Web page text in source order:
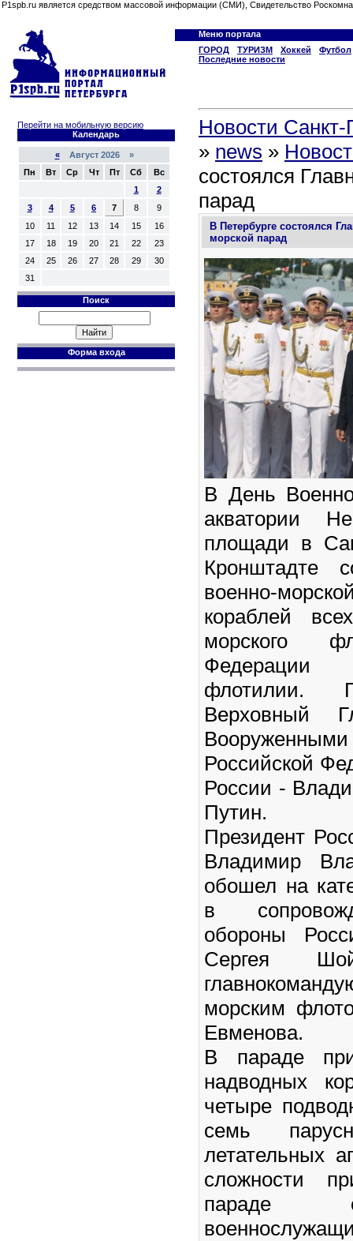
P1spb.ru является средством массовой информации (СМИ), Свидетельство
Меню портала
ГОРОД
ТУРИЗМ Хоккей
Футбол
Последние новости
Перейти на мобильную версию
Календарь
«Август 2026 »
Пн
Вт Ср Чт Пт Сб
Вс
1
2
3
4 5 6 7 8
9
10
11 12 13 14 15
16
17
18 19 20 21 22
23
24
25 26 27 28 29
30
31
Поиск
Форма входа
Новости Санкт-
» news »
состоялся
парад
В Петербурге состоялся
морской парад
В День
акватории
площади в
Кронштадте
военно-
кораблей
морского
флотилии.
Верховный
Российской
России -
Путин.
Президент
Владимир
обошел на
в
обороны
Сергея
морским
Евменова.
В параде
надводных
четыре
семь
летательных
сложности
параде